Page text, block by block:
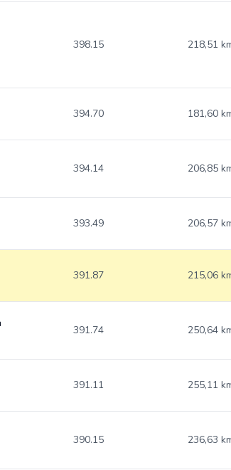
398.15 218,51
394.70 181,60
394.14 206,85
393.49 206,57
391.87 215,06
391.74 250,64
391.11 255,11
390.15 236,63